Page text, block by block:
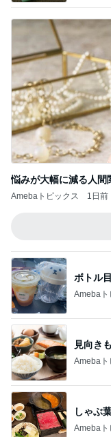
悩みが大幅に減る人間
Amebaトピックス 1日前
ボトル
Amebaト
見向き
Amebaト
しゃぶ
Amebaト